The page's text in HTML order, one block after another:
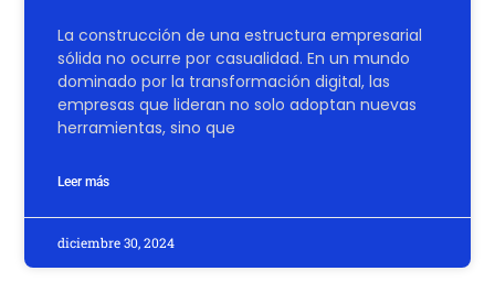
La construcción de una estructura empresarial
sólida no ocurre por casualidad. En un mundo
dominado por la transformación digital, las
empresas que lideran no solo adoptan nuevas
herramientas, sino que
Leer más
diciembre 30, 2024